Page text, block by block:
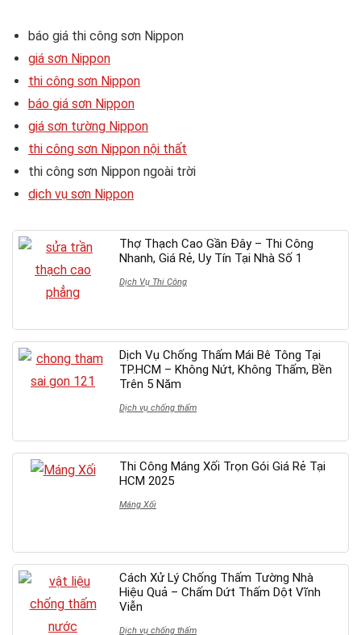
báo giá thi công sơn Nippon
giá sơn Nippon
thi công sơn Nippon
báo giá sơn Nippon
giá sơn tường Nippon
thi công sơn Nippon nội thất
thi công sơn Nippon ngoài trời
dịch vụ sơn Nippon
Thợ Thạch Cao Gần Đây – Thi Công
Nhanh, Giá Rẻ, Uy Tín Tại Nhà Số 1
Dịch Vụ Thi Công
Dịch Vụ Chống Thấm Mái Bê Tông Tại
TP.HCM – Không Nứt, Không Thấm, Bền
Trên 5 Năm
Dịch vụ chống thấm
Thi Công Máng Xối Trọn Gói Giá Rẻ Tại
HCM 2025
Máng Xối
Cách Xử Lý Chống Thấm Tường Nhà
Hiệu Quả – Chấm Dứt Thấm Dột Vĩnh
Viễn
Dịch vụ chống thấm